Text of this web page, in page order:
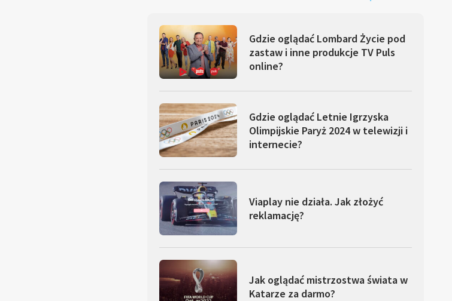
Gdzie oglądać Lombard Życie pod
zastaw i inne produkcje TV Puls
online?
Gdzie oglądać Letnie Igrzyska
Olimpijskie Paryż 2024 w telewizji i
internecie?
Viaplay nie działa. Jak złożyć
reklamację?
Jak oglądać mistrzostwa świata w
Katarze za darmo?